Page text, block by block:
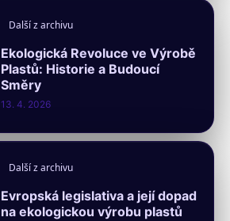
Další z archivu
Ekologická Revoluce ve Výrobě
Plastů: Historie a Budoucí
Směry
13. 4. 2026
Další z archivu
Evropská legislativa a její dopad
na ekologickou výrobu plastů